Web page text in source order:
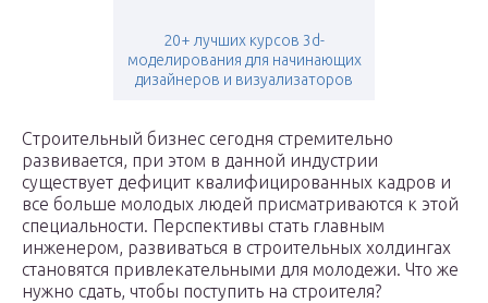
20+ лучших курсов 3d-
моделирования для начинающих
дизайнеров и визуализаторов
Строительный бизнес сегодня стремительно
развивается, при этом в данной индустрии
существует дефицит квалифицированных кадров и
все больше молодых людей присматриваются к этой
специальности. Перспективы стать главным
инженером, развиваться в строительных холдингах
становятся привлекательными для молодежи. Что же
нужно сдать, чтобы поступить на строителя?